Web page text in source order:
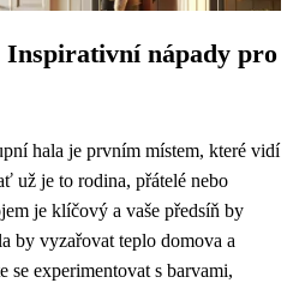
Inspirativní nápady pro
hala je prvním místem, které vidí
už je to rodina, přátelé nebo
je klíčový a vaše předsíň by
by vyzařovat teplo domova a
se experimentovat s barvami,